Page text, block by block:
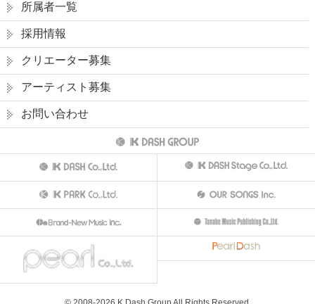
所属者一覧
採用情報
クリエーター募集
アーティスト募集
お問い合わせ